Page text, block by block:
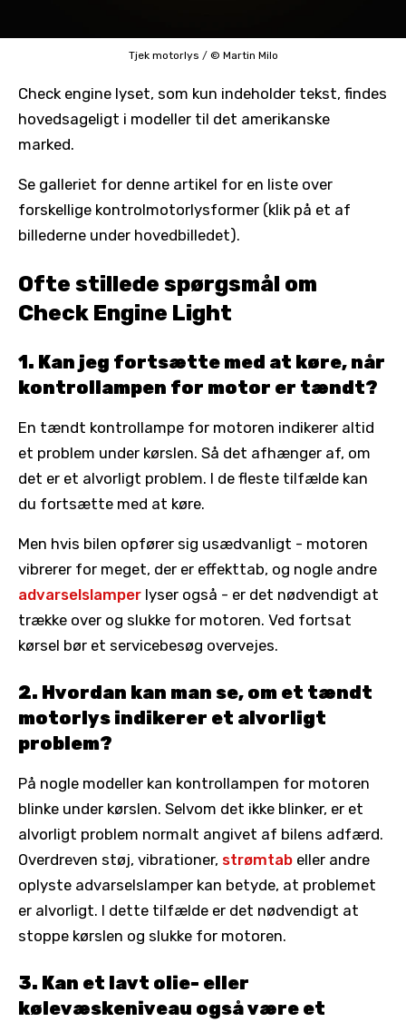
Tjek motorlys / © Martin Milo
Check engine lyset, som kun indeholder tekst, findes
hovedsageligt i modeller til det amerikanske
marked.
Se galleriet for denne artikel for en liste over
forskellige kontrolmotorlysformer (klik på et af
billederne under hovedbilledet).
Ofte stillede spørgsmål om
Check Engine Light
1. Kan jeg fortsætte med at køre, når
kontrollampen for motor er tændt?
En tændt kontrollampe for motoren indikerer altid
et problem under kørslen. Så det afhænger af, om
det er et alvorligt problem. I de fleste tilfælde kan
du fortsætte med at køre.
Men hvis bilen opfører sig usædvanligt - motoren
vibrerer for meget, der er effekttab, og nogle andre
advarselslamper lyser også - er det nødvendigt at
trække over og slukke for motoren. Ved fortsat
kørsel bør et servicebesøg overvejes.
2. Hvordan kan man se, om et tændt
motorlys indikerer et alvorligt
problem?
På nogle modeller kan kontrollampen for motoren
blinke under kørslen. Selvom det ikke blinker, er et
alvorligt problem normalt angivet af bilens adfærd.
Overdreven støj, vibrationer, strømtab eller andre
oplyste advarselslamper kan betyde, at problemet
er alvorligt. I dette tilfælde er det nødvendigt at
stoppe kørslen og slukke for motoren.
3. Kan et lavt olie- eller
kølevæskeniveau også være et